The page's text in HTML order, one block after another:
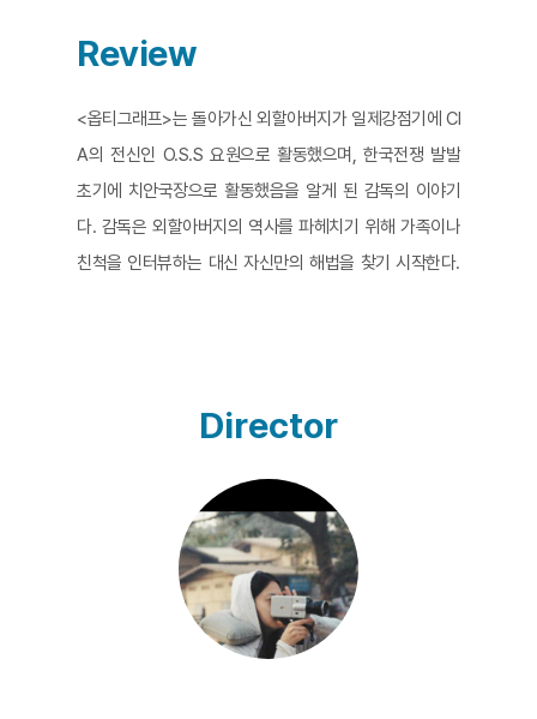
Review
<옵티그래프>는 돌아가신 외할아버지가 일제강점기에 CI
A의 전신인 O.S.S 요원으로 활동했으며, 한국전쟁 발발
초기에 치안국장으로 활동했음을 알게 된 감독의 이야기
다. 감독은 외할아버지의 역사를 파헤치기 위해 가족이나
친척을 인터뷰하는 대신 자신만의 해법을 찾기 시작한다.
어난 여행처럼 보이기도 한다. 그러나 감독에게 문장가가
되라고 하시며 자서전을 부탁하신 외할아버지의 유언은
여정의 성격을 바꿔놓는다. 왜냐하면 감독의 여정은 할아
버지의 부끄러운 행적을 파헤치는 동시에 할아버지를 위
한 자서전을 쓰는 것이 되어버리기 때문이다. 외할아버지
에 대한 폭로와 미화 중 하나를 선택하는 대신 감독은 확장
과 질문이라는 다른 카드를 꺼낸다. 그것은 때로는 독일에
있는 북극곰이 독일 곰이 될 수 있을까 하는 엉뚱해 보이지
Director